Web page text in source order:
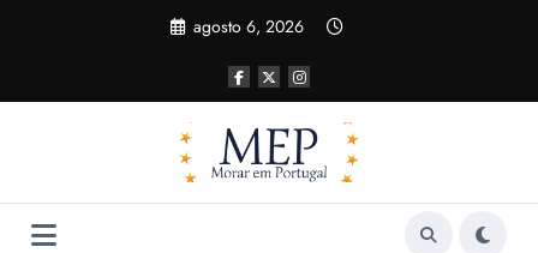
agosto 6, 2026